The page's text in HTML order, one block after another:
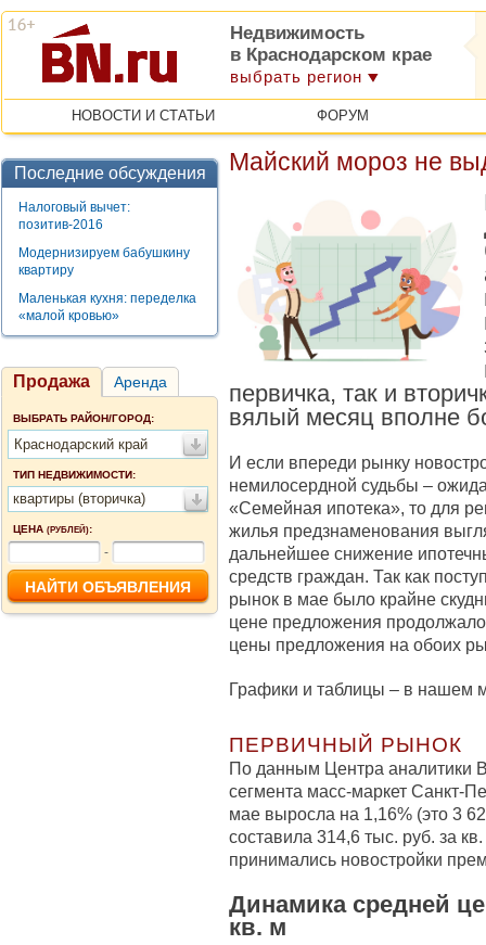
Недвижимость
в Краснодарском крае
выбрать регион
НОВОСТИ И СТАТЬИ ФОРУМ
Последние обсуждения
Налоговый вычет:
позитив-2016
Модернизируем бабушкину
квартиру
Маленькая кухня: переделка
«малой кровью»
Продажа Аренда
ВЫБРАТЬ РАЙОН/ГОРОД:
Краснодарский край
ТИП НЕДВИЖИМОСТИ:
квартиры (вторичка)
ЦЕНА (РУБЛЕЙ):
-
Майский мороз не
первичка, так и
вялый месяц вполне
И если впереди рынку
немилосердной судьбы –
«Семейная ипотека», то для
жилья предзнаменования
дальнейшее снижение
средств граждан. Так как
рынок в мае было крайне
цене предложения
цены предложения на обоих
Графики и таблицы – в нашем
ПЕРВИЧНЫЙ РЫНОК
По данным Центра аналитики
сегмента масс-маркет Санкт-
мае выросла на 1,16% (это 3
составила 314,6 тыс. руб. за
принимались новостройки
Динамика средней
кв. м